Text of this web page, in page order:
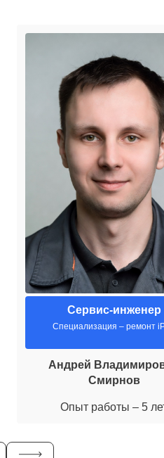
Сервис-инженер
Специализация – ремонт
Андрей
Смирнов
Опыт работы – 5